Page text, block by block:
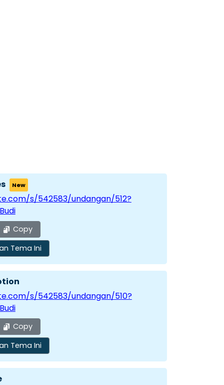
New
s/542583/undangan/512?
Copy
Tema Ini
s/542583/undangan/510?
Copy
Tema Ini